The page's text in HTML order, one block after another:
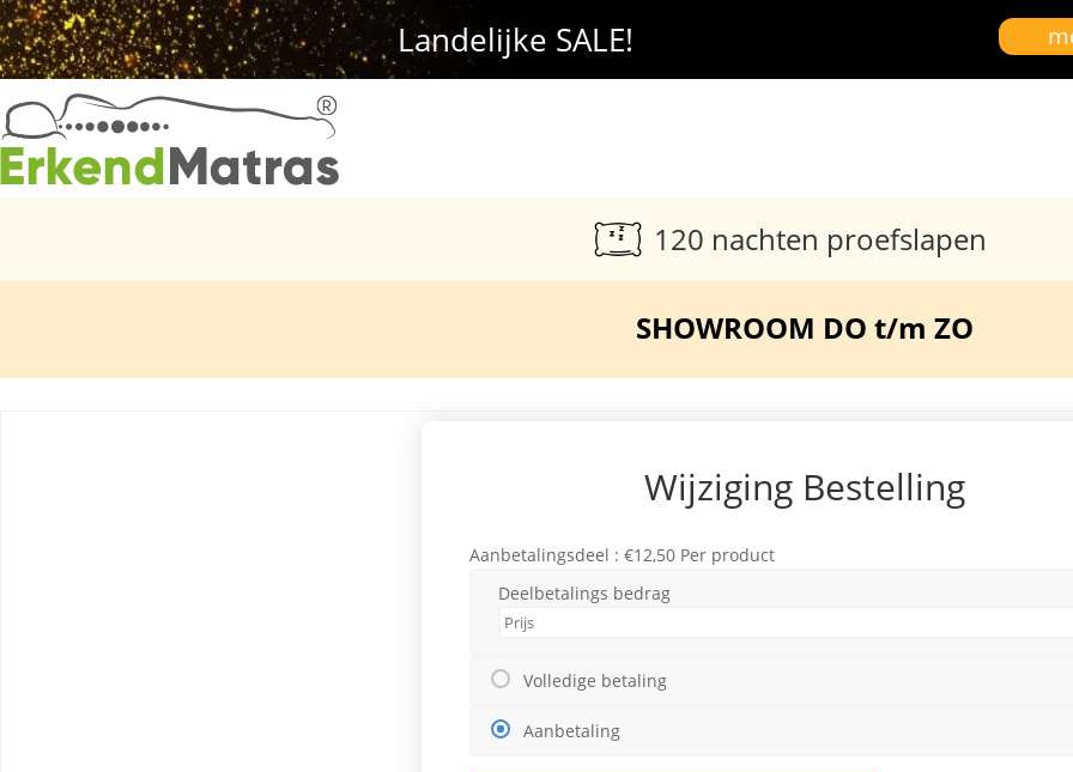
Landelijke SALE!
120 nachten proefslapen
SHOWROOM DO t/m ZO
Wijziging Bestelling
Aanbetalingsdeel : €12,50 Per product
Deelbetalings bedrag
Volledige betaling
Aanbetaling